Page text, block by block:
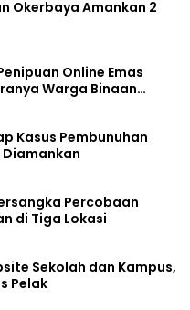
Okerbaya Amankan 2
Online Emas
Warga Binaan
Kasus Pembunuhan
Diamankan
Percobaan
di Tiga Lokasi
Sekolah dan Kampus,
Pelak